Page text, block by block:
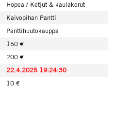
Hopea / Ketjut & kaulakorut
Kaivopihan Pantti
Panttihuutokauppa
150 €
200 €
22.4.2025 19:24:30
10 €